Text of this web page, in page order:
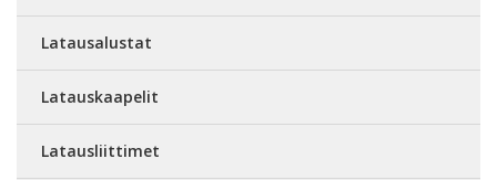
Latausalustat
Latauskaapelit
Latausliittimet